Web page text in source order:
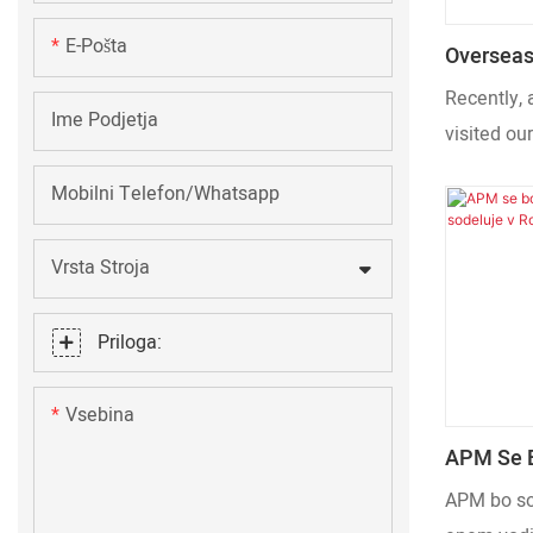
E-Pošta
Ime Podjetja
Mobilni Telefon/Whatsapp
Vrsta Stroja
Priloga:
Vsebina
Africa
Recently,
visited
Our
between
APM Se
APM
APM bo